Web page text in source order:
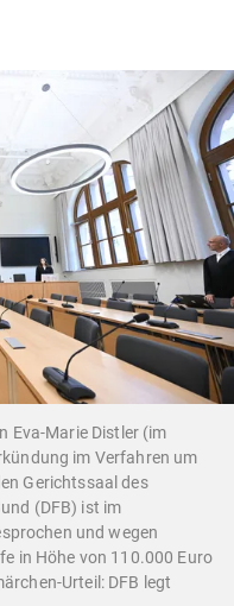
Eva-Marie Distler (im
im Verfahren um
Gerichtssaal des
(DFB) ist im
und wegen
in Höhe von 110.000 Euro
Urteil: DFB legt